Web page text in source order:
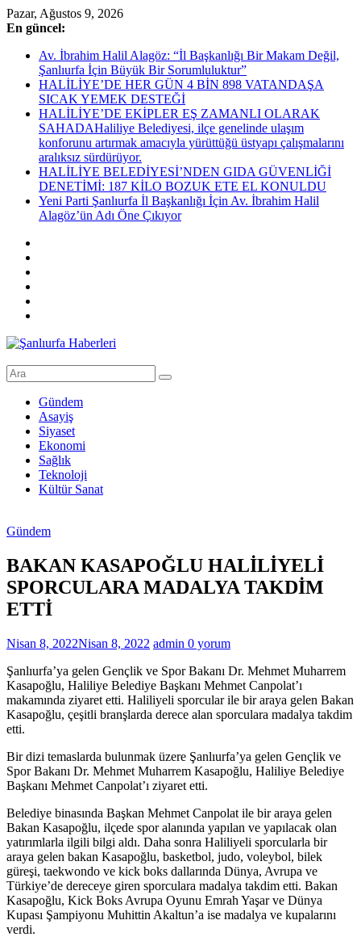
Skip
to
Pazar, Ağustos 9, 2026
En güncel:
Av. İbrahim Halil Alagöz: “İl Başkanlığı Bir Makam Değil,
Şanlıurfa İçin Büyük Bir Sorumluluktur”
HALİLİYE’DE HER GÜN 4 BİN 898 VATANDAŞA
SICAK YEMEK DESTEĞİ
HALİLİYE’DE EKİPLER EŞ ZAMANLI OLARAK
SAHADAHaliliye Belediyesi, ilçe genelinde ulaşım
konforunu artırmak amacıyla yürüttüğü üstyapı çalışmalarını
aralıksız sürdürüyor.
HALİLİYE BELEDİYESİ’NDEN GIDA GÜVENLİĞİ
DENETİMİ: 187 KİLO BOZUK ETE EL KONULDU
Yeni Parti Şanlıurfa İl Başkanlığı İçin Av. İbrahim Halil
Alagöz’ün Adı Öne Çıkıyor
Şanlıurfa
Dakika
Şanlıurfa
Haberleri
Gündem
Asayiş
Siyaset
Ekonomi
Sağlık
Teknoloji
Kültür Sanat
Gündem
BAKAN KASAPOĞLU HALİLİYELİ
SPORCULARA MADALYA TAKDİM
ETTİ
Nisan 8, 2022Nisan 8, 2022 admin 0 yorum
Şanlıurfa’ya gelen Gençlik ve Spor Bakanı Dr. Mehmet Muharrem
Kasapoğlu, Haliliye Belediye Başkanı Mehmet Canpolat’ı
makamında ziyaret etti. Haliliyeli sporcular ile bir araya gelen Bakan
Kasapoğlu, çeşitli branşlarda derece alan sporculara madalya takdim
etti.
Bir dizi temaslarda bulunmak üzere Şanlıurfa’ya gelen Gençlik ve
Spor Bakanı Dr. Mehmet Muharrem Kasapoğlu, Haliliye Belediye
Başkanı Mehmet Canpolat’ı ziyaret etti.
Belediye binasında Başkan Mehmet Canpolat ile bir araya gelen
Bakan Kasapoğlu, ilçede spor alanında yapılan ve yapılacak olan
yatırımlarla ilgili bilgi aldı. Daha sonra Haliliyeli sporcularla bir
araya gelen bakan Kasapoğlu, basketbol, judo, voleybol, bilek
güreşi, taekwondo ve kick boks dallarında Dünya, Avrupa ve
Türkiye’de dereceye giren sporculara madalya takdim etti. Bakan
Kasapoğlu, Kick Boks Avrupa Oyunu Emrah Yaşar ve Dünya
Kupası Şampiyonu Muhittin Akaltun’a ise madalya ve kupalarını
verdi.